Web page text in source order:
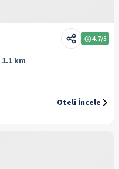
4.7/5
1.1 km
Oteli İncele